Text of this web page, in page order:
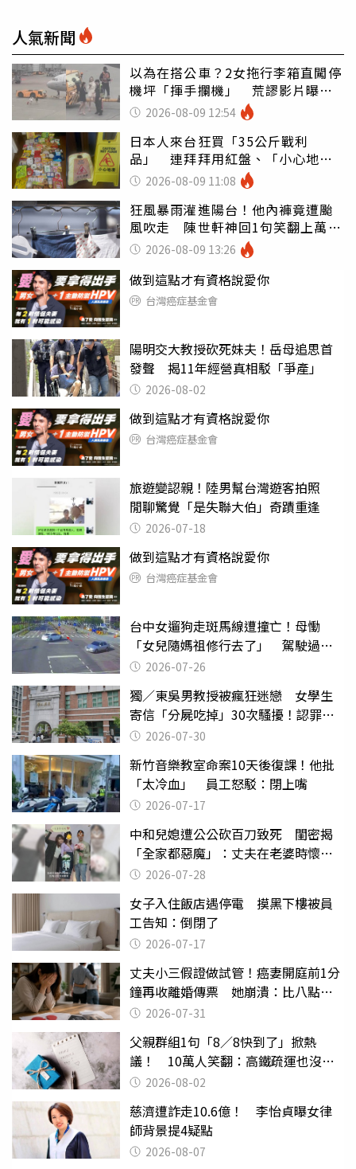
人氣新聞
以為在搭公車？2女拖行李箱直闖停
機坪「揮手攔機」 荒謬影片曝網
傻眼2026-08-09 12:54
日本人來台狂買「35公斤戰利
品」 連拜拜用紅盤、「小心地
滑」告示牌也帶回家
2026-08-09 11:08
狂風暴雨灌進陽台！他內褲竟遭颱
風吹走 陳世軒神回1句笑翻上萬網
友 2026-08-09 13:26
做到這點才有資格說愛你
台灣癌症基金會
陽明交大教授砍死妹夫！岳母追思首
發聲 揭11年經營真相駁「爭產」
2026-08-02
做到這點才有資格說愛你
台灣癌症基金會
旅遊變認親！陸男幫台灣遊客拍照
閒聊驚覺「是失聯大伯」奇蹟重逢
2026-07-18
做到這點才有資格說愛你
台灣癌症基金會
台中女遛狗走斑馬線遭撞亡！母慟
「女兒隨媽祖修行去了」 駕駛過失
致死判9月
2026-07-26
獨／東吳男教授被瘋狂迷戀 女學生
寄信「分屍吃掉」30次騷擾！認罪免
關 2026-07-30
新竹音樂教室命案10天後復課！他批
「太冷血」 員工怒駁：閉上嘴
2026-07-17
中和兒媳遭公公砍百刀致死 閨密揭
「全家都惡魔」：丈夫在老婆時懷孕
摔東西
2026-07-28
女子入住飯店遇停電 摸黑下樓被員
工告知：倒閉了
2026-07-17
丈夫小三假證做試管！癌妻開庭前1分
鐘再收離婚傳票 她崩潰：比八點檔
還扯2026-07-31
父親群組1句「8／8快到了」掀熱
議！ 10萬人笑翻：高鐵疏運也沒列
父親節
2026-08-02
慈濟遭詐走10.6億！ 李怡貞曝女律
師背景提4疑點
2026-08-07